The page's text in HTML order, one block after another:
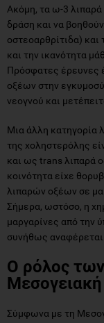
Ακόμη, τα ω-3 λιπαρά
δράση και να
οστεοαρθρίτιδα)
και την ικανότητα
Πρόσφατες έρευνες
οξέων στην
νεογνού και
Μια άλλη κατηγορία
της χοληστερόλης
και ως trans λιπαρά
κοινότητα είχε
λιπαρών οξέων σε
Σήμερα, ωστόσο, η
μαργαρίνες από την
συνήθως αναφέρεται
Ο ρόλος
Σύμφωνα με τη